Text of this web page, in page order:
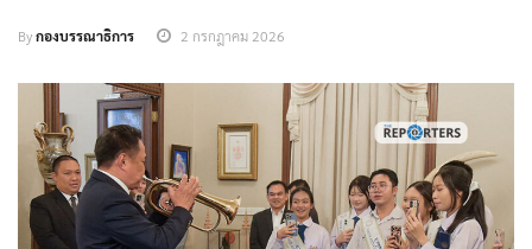
Byกองบรรณาธิการ 2 กรกฎาคม 2026